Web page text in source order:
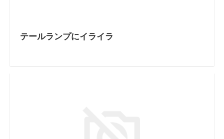
テールランプにイライラ